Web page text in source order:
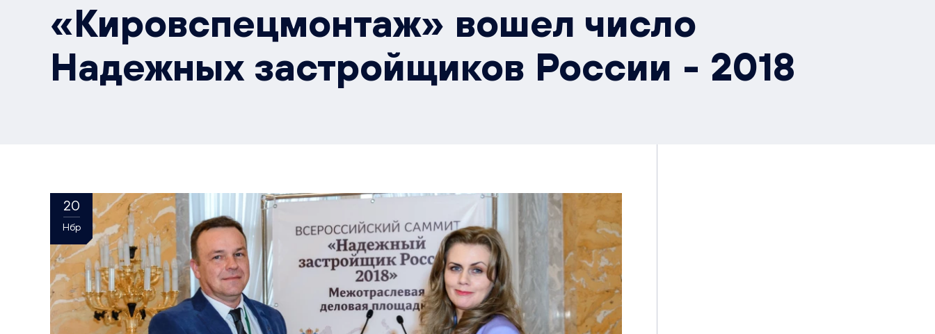
«Кировспецмонтаж» вошел число
Надежных застройщиков России - 2018
20
Нбр